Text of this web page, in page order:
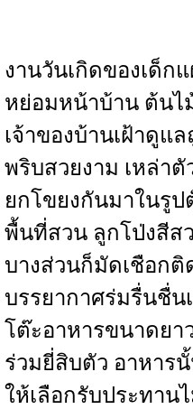
งานวันเกิดของเด็
หย่อมหน้าบ้าน ต้นไ
เจ้าของบ้านเฝ้าดูแ
พริบสวยงาม เหล่า
ยกโขยงกันมาในรู
พื้นที่สวน ลูกโป่งสีส
บางส่วนก็มัดเชือก
บรรยากาศร่มรื่นชื่น
โต๊ะอาหารขนาดยา
ร่วมยี่สิบตัว อาหาร
ให้เลือกรับประทาน